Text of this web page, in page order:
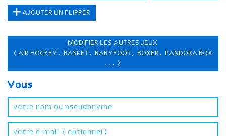
AJOUTER UN FLIPPER
MODIFIER LES AUTRES JEUX
(AIR HOCKEY, BASKET, BABYFOOT, BOXER, PANDORA BOX
...)
Vous